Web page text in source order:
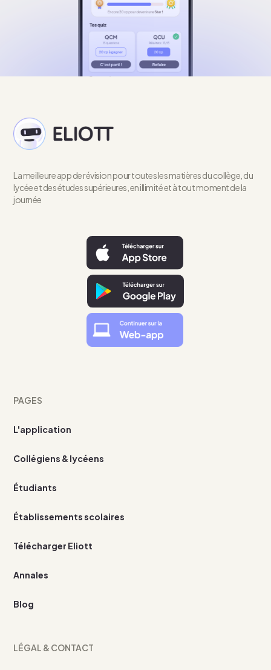
La meilleure app de révision pour toutes les matières du collège, du
lycée et des études supérieures, en illimité et à tout moment de la
journée
PAGES
L'application
Collégiens & lycéens
Étudiants
Établissements scolaires
Télécharger Eliott
Annales
Blog
LÉGAL & CONTACT